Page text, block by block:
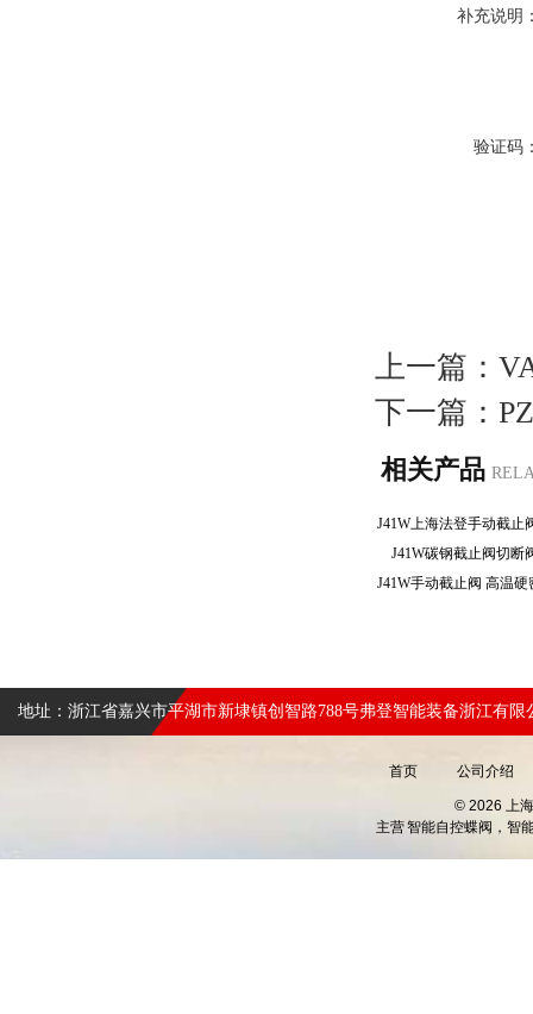
补充说明
验证码
上一篇：
下一篇：
相关产品
J41W碳钢截止阀切
地址：浙江省嘉兴市平湖市新埭镇创智路788号弗登智能装备浙江有限
首页 公司介绍
© 2026 上
主营智能自控蝶阀，智